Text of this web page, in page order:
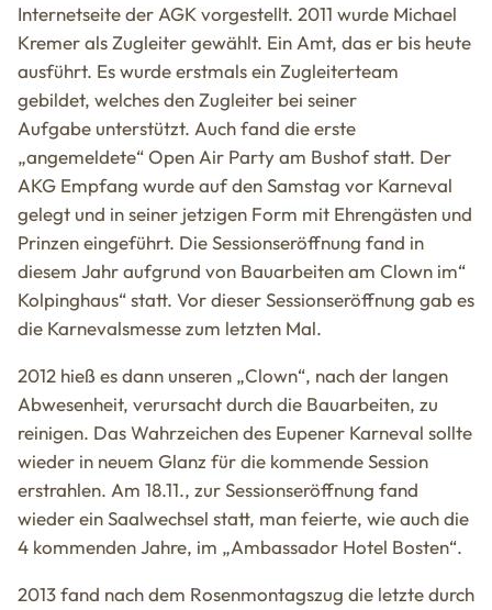
Internetseite der AGK vorgestellt. 2011 wurde Michael
Kremer als Zugleiter gewählt. Ein Amt, das er bis heute
ausführt. Es wurde erstmals ein Zugleiterteam
gebildet, welches den Zugleiter bei seiner
Aufgabe unterstützt. Auch fand die erste
„angemeldete“ Open Air Party am Bushof statt. Der
AKG Empfang wurde auf den Samstag vor Karneval
gelegt und in seiner jetzigen Form mit Ehrengästen und
Prinzen eingeführt. Die Sessionseröffnung fand in
diesem Jahr aufgrund von Bauarbeiten am Clown im“
Kolpinghaus“ statt. Vor dieser Sessionseröffnung gab es
die Karnevalsmesse zum letzten Mal.
2012 hieß es dann unseren „Clown“, nach der langen
Abwesenheit, verursacht durch die Bauarbeiten, zu
reinigen. Das Wahrzeichen des Eupener Karneval sollte
wieder in neuem Glanz für die kommende Session
erstrahlen. Am 18.11., zur Sessionseröffnung fand
wieder ein Saalwechsel statt, man feierte, wie auch die
4 kommenden Jahre, im „Ambassador Hotel Bosten“.
2013 fand nach dem Rosenmontagszug die letzte durch